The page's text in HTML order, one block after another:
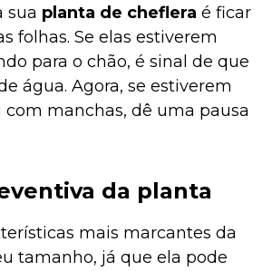
sua planta de cheflera é ficar
folhas. Se elas estiverem
para o chão, é sinal de que
água. Agora, se estiverem
manchas, dê uma pausa
da planta
mais marcantes da
tamanho, já que ela pode